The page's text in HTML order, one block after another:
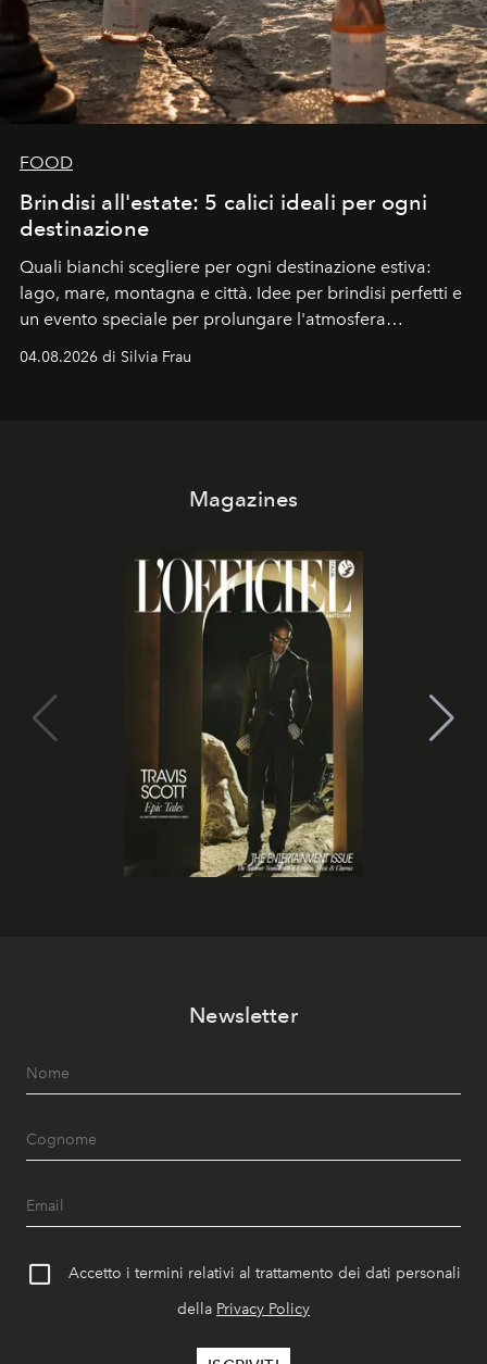
FOOD
Brindisi all'estate: 5 calici ideali per ogni
destinazione
Quali bianchi scegliere per ogni destinazione estiva:
lago, mare, montagna e città. Idee per brindisi perfetti e
un evento speciale per prolungare l'atmosfera
04.08.2026 di Silvia Frau
Magazines
Newsletter
Accetto i termini relativi al trattamento dei dati personali
della Privacy Policy